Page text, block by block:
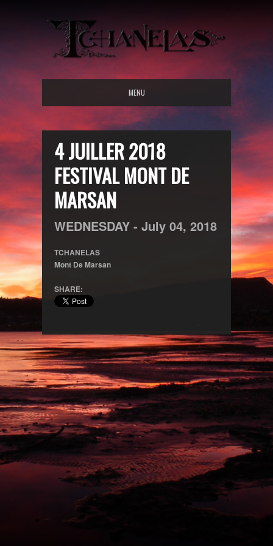
MENU
4 JUILLER 2018
FESTIVAL MONT DE
MARSAN
WEDNESDAY - July 04, 2018
TCHANELAS
Mont De Marsan
SHARE: